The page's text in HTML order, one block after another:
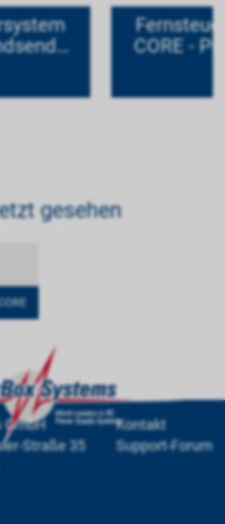
CORE -
gesehen
Straße 35
Kontakt
Support-Forum